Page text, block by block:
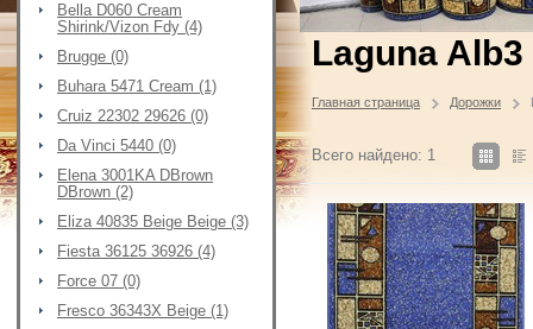
Bella D060 Cream
Shirink/Vizon Fdy (4)
Brugge (0)
Buhara 5471 Cream (1)
Cruiz 22302 29626 (0)
Da Vinci 5440 (0)
Elena 3001KA DBrown
DBrown (2)
Eliza 40835 Beige Beige (3)
Fiesta 36125 36926 (4)
Force 07 (0)
Fresco 36343X Beige (1)
Laguna
Главная страница Дорожки
Всего найдено: 1